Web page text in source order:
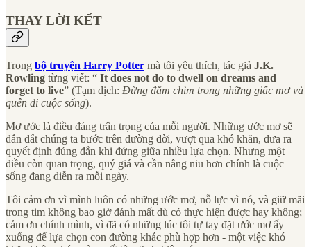
THAY LỜI KẾT
Trong bộ truyện Harry Potter mà tôi yêu thích, tác giả J.K.
Rowling từng viết: “ It does not do to dwell on dreams and
forget to live” (Tạm dịch: Đừng đắm chìm trong những giấc mơ và
quên đi cuộc sống).
Mơ ước là điều đáng trân trọng của mỗi người. Những ước mơ sẽ
dẫn dắt chúng ta bước trên đường đời, vượt qua khó khăn, đưa ra
quyết định đúng đắn khi đứng giữa nhiều lựa chọn. Nhưng một
điều còn quan trọng, quý giá và cần nâng niu hơn chính là cuộc
sống đang diễn ra mỗi ngày.
Tôi cảm ơn vì mình luôn có những ước mơ, nỗ lực vì nó, và giữ mãi
trong tim không bao giờ đánh mất dù có thực hiện được hay không;
cảm ơn chính mình, vì đã có những lúc tôi tự tay đặt ước mơ ấy
xuống để lựa chọn con đường khác phù hợp hơn - một việc khó